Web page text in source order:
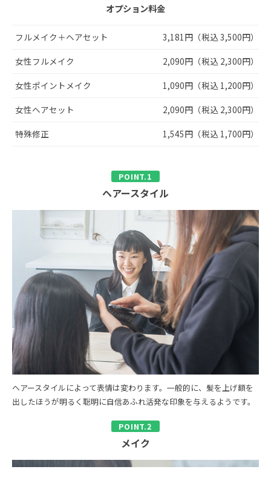
オプション料金
フルメイク＋ヘアセット
3,181円（税込 3,500円）
女性フルメイク
2,090円（税込 2,300円）
女性ポイントメイク
1,090円（税込 1,200円）
女性ヘアセット
2,090円（税込 2,300円）
特殊修正
1,545円（税込 1,700円）
ヘアースタイル
ヘアースタイルによって表情は変わります。一般的に、髪を上げ額を
出したほうが明るく聡明に自信あふれ活発な印象を与えるようです。
メイク